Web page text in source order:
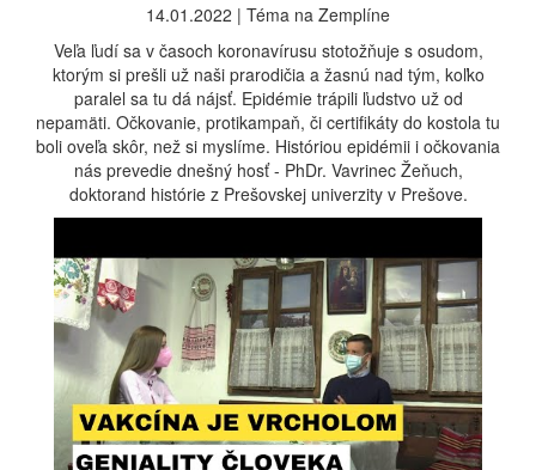
14.01.2022 | Téma na Zemplíne
Veľa ľudí sa v časoch koronavírusu stotožňuje s osudom,
ktorým si prešli už naši prarodičia a žasnú nad tým, koľko
paralel sa tu dá nájsť. Epidémie trápili ľudstvo už od
nepamäti. Očkovanie, protikampaň, či certifikáty do kostola tu
boli oveľa skôr, než si myslíme. Históriou epidémii i očkovania
nás prevedie dnešný hosť - PhDr. Vavrinec Žeňuch,
doktorand histórie z Prešovskej univerzity v Prešove.